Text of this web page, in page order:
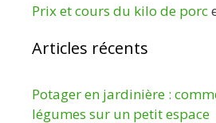
Prix et cours du kilo de porc
Articles récents
Potager en jardinière :
légumes sur un petit espace